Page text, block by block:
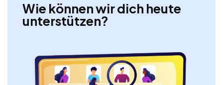
Wie können wir dich heute
unterstützen?